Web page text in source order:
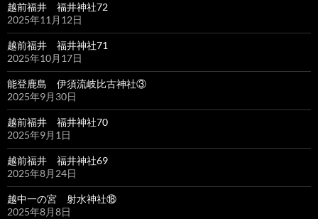
越前福井 福井神社72
2025年11月12日
越前福井 福井神社71
2025年10月17日
能登鹿島 伊須流岐比古神社③
2025年9月30日
越前福井 福井神社70
2025年9月1日
越前福井 福井神社69
2025年8月24日
越中一の宮 射水神社⑱
2025年8月8日